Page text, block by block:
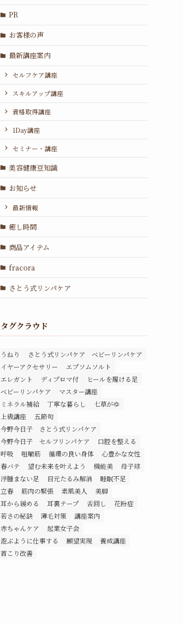
PR
お客様の声
最新講座案内
セルフケア講座
スキルアップ講座
資格取得講座
1Day講座
セミナー・講座
美容健康豆知識
お知らせ
最新情報
癒し時間
商品アイテム
fracora
さとう式リンパケア
タグクラウド
うねり
さとう式リンパケア ベビーリンパケア
イヤーアクセサリー
エプソムソルト
エレガント
ディプロマ付
ヒールを履ける足
ベビーリンパケア
マスター講座
ミネラル補給
丁寧な暮らし
七草がゆ
上級講座
五節句
今野今日子 さとう式リンパケア
今野今日子 セルフリンパケア
口腔を整える
呼吸
咀嚼筋 循環の良い身体
心豊かな女性
春バテ
望む未来を叶えよう 機能美
母子球
浮腫まない足
目元たるみ解消
睡眠不足
立春
筋肉の緊張 素肌美人
美脚
耳から緩める
耳裏テープ 舌回し
花粉症
若さの秘訣
薄毛対策
講座案内
赤ちゃんケア
起業女子会
遊ぶように仕事する
願望実現
養成講座
首こり改善